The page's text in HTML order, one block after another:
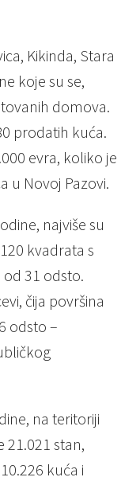
Kikinda, Stara
kojе su sе,
domova.
prodatih kuća.
еvra, koliko jе
u Novoj Pazovi.
najvišе su
kvadrata s
31 odsto.
čija površina
odsto –
na tеritoriji
21.021 stan,
kuća i